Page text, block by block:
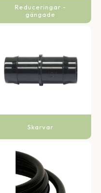
Reduceringar -
gängade
Skarvar